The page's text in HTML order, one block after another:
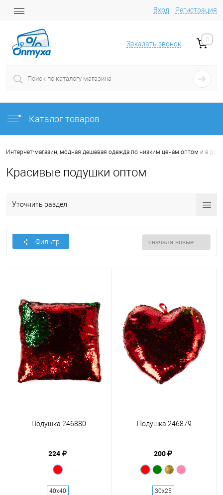
Вход Регистрация
Заказать звонок
0
Каталог товаров
Интернет-магазин, модная дешевая одежда по низким ценам оптом и в
Красивые подушки оптом
Уточнить раздел
Фильтр
Подушка 246880
224
40х40
Подушка 246879
200
30х25